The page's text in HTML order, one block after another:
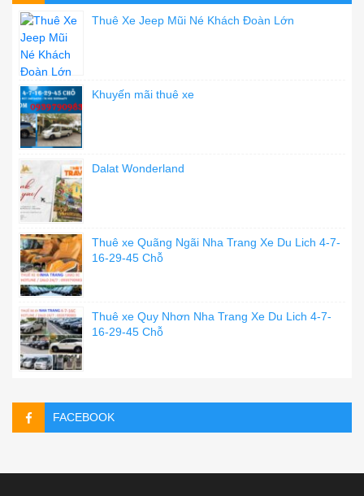
Thuê Xe Jeep Mũi Né Khách Đoàn Lớn
Khuyến mãi thuê xe
Dalat Wonderland
Thuê xe Quãng Ngãi Nha Trang Xe Du Lich 4-7-
16-29-45 Chỗ
Thuê xe Quy Nhơn Nha Trang Xe Du Lich 4-7-
16-29-45 Chỗ
FACEBOOK